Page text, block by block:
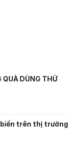
DÙNG THỬ
biến trên thị trường